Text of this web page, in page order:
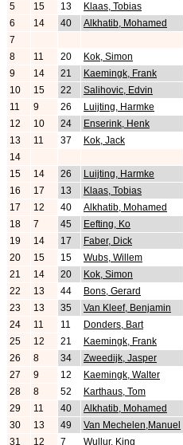
5
15 13 Klaas, Tobias
6
14 40 Alkhatib, Mohamed
7
8
11 20 Kok, Simon
9
14 21 Kaemingk, Frank
10
15 22 Salihovic, Edvin
11
9 26 Luijting, Harmke
12
10 24 Enserink, Henk
13
11 37 Kok, Jack
14
15
14 26 Luijting, Harmke
16
17 13 Klaas, Tobias
17
12 40 Alkhatib, Mohamed
18
7 45 Eefting, Ko
19
14 17 Faber, Dick
20
15 15 Wubs, Willem
21
14 20 Kok, Simon
22
13 44 Bons, Gerard
23
13 35 Van Kleef, Benjamin
24
11 11 Donders, Bart
25
12 21 Kaemingk, Frank
26
8 34 Zweedijk, Jasper
27
9 12 Kaemingk, Walter
28
8 52 Karthaus, Tom
29
11 40 Alkhatib, Mohamed
30
13 49 Van Mechelen,Manuel
31
12 7 Wullur, King